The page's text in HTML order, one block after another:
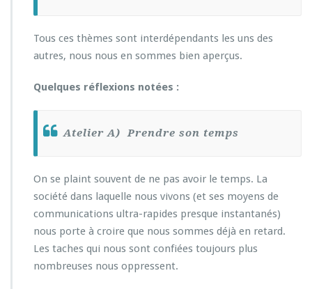
Tous ces thèmes sont interdépendants les uns des
autres, nous nous en sommes bien aperçus.
Quelques réflexions notées :
Atelier A) Prendre son temps
On se plaint souvent de ne pas avoir le temps. La
société dans laquelle nous vivons (et ses moyens de
communications ultra-rapides presque instantanés)
nous porte à croire que nous sommes déjà en retard.
Les taches qui nous sont confiées toujours plus
nombreuses nous oppressent.